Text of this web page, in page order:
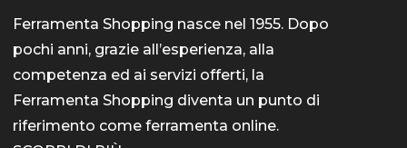
Ferramenta Shopping nasce nel 1955. Dopo
pochi anni, grazie all’esperienza, alla
competenza ed ai servizi offerti, la
Ferramenta Shopping diventa un punto di
riferimento come ferramenta online.